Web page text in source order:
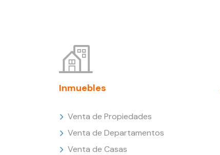
Inmuebles
Venta de Propiedades
Venta de Departamentos
Venta de Casas